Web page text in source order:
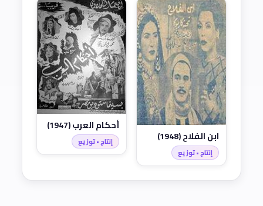
ابن الفلاح (1948)
إنتاج • توزيع
أحكام العرب (1947)
إنتاج • توزيع